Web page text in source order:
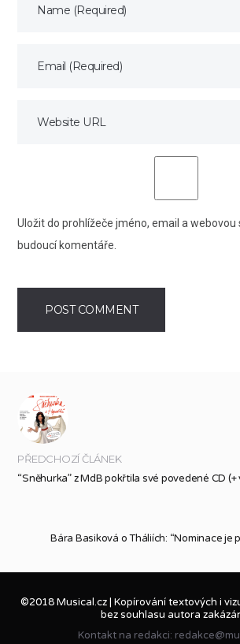
Uložit do prohlížeče jméno, email a webovou
budoucí komentáře.
PŘEDCHOZÍ ČLÁNEK
“Sněhurka” z MdB pokřtila své povedené CD
Bára Basiková o Tháliích: “Nominace je
©2018 Musical.cz | Kopírování textových i
bez souhlasu autora
Kontakt na redakci: